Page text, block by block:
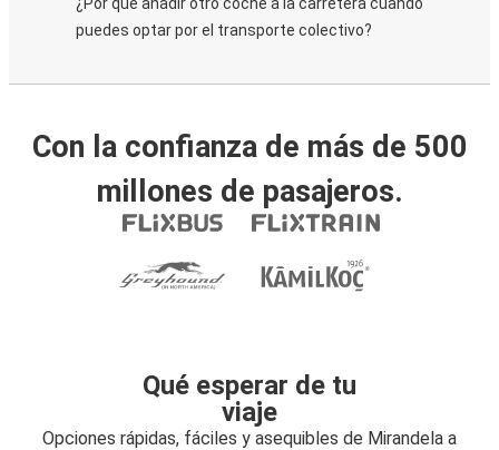
puedes optar por el transporte colectivo?
Con la confianza de más de 500
millones de pasajeros.
Qué esperar de tu
viaje
Opciones rápidas, fáciles y asequibles de Mirandela a